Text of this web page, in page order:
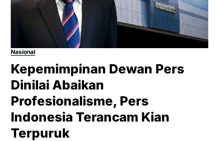
Nasional
Kepemimpinan Dewan Pers
Dinilai Abaikan
Profesionalisme, Pers
Indonesia Terancam Kian
Terpuruk